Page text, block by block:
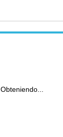
Obteniendo...